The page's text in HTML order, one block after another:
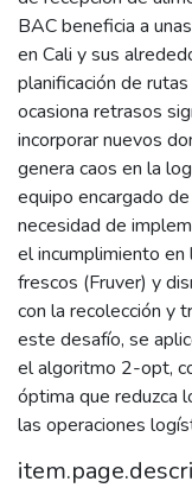
BAC beneficia a
en Cali y sus
planificación de
ocasiona retrasos
incorporar nuevos
genera caos en la
equipo encargado
necesidad de
el incumplimiento
frescos (Fruver) y
con la recolección y
este desafío, se
el algoritmo 2-opt,
óptima que reduzca
las operaciones